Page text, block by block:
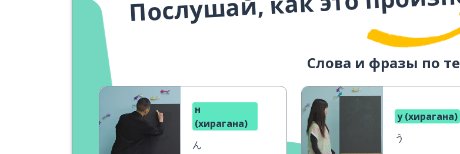
Слова и фразы по
н
(хирагана)
ん
у (хирагана)
う